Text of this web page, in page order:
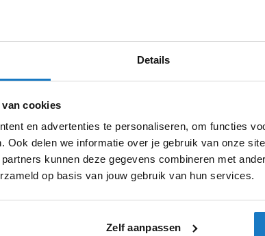
Details
cookies
en advertenties te personaliseren, om functies
Ook delen we informatie over je gebruik van onze
kunnen deze gegevens combineren met
op basis van jouw gebruik van hun services.
Zelf aanpassen
Boots Black 001
Apeldoorn Eibergen